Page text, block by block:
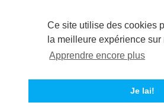
Ce site utilise des cookies
la meilleure expérience sur
Apprendre encore plus
Je lai!